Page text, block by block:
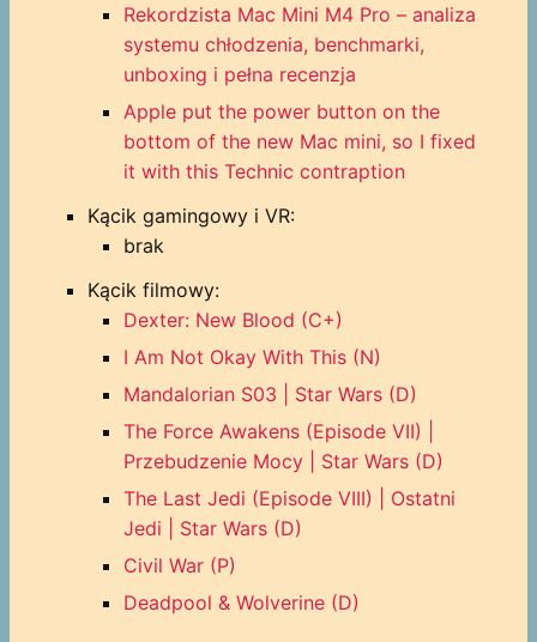
Rekordzista Mac Mini M4 Pro – analiza
systemu chłodzenia, benchmarki,
unboxing i pełna recenzja
Apple put the power button on the
bottom of the new Mac mini, so I fixed
it with this Technic contraption
Kącik gamingowy i VR:
brak
Kącik filmowy:
Dexter: New Blood (C+)
I Am Not Okay With This (N)
Mandalorian S03 | Star Wars (D)
The Force Awakens (Episode VII) |
Przebudzenie Mocy | Star Wars (D)
The Last Jedi (Episode VIII) | Ostatni
Jedi | Star Wars (D)
Civil War (P)
Deadpool & Wolverine (D)